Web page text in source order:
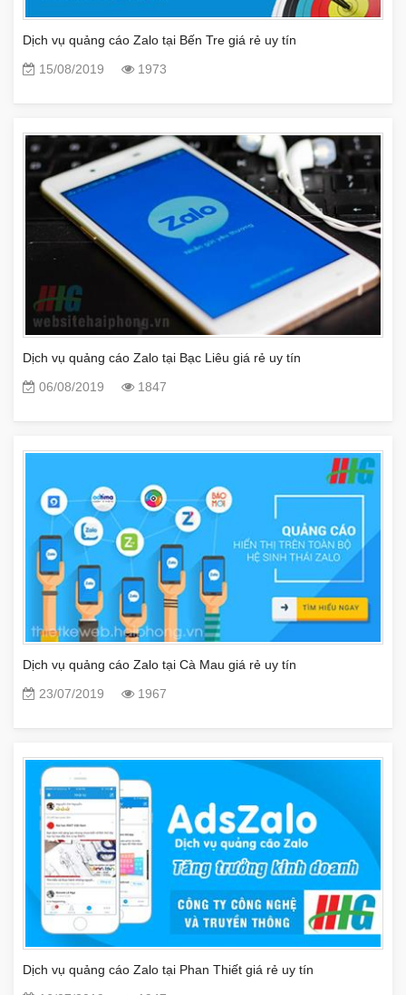
Dịch vụ quảng cáo Zalo tại Bến Tre giá rẻ uy tín
15/08/2019
1973
Dịch vụ quảng cáo Zalo tại Bạc Liêu giá rẻ uy tín
06/08/2019
1847
Dịch vụ quảng cáo Zalo tại Cà Mau giá rẻ uy tín
23/07/2019
1967
Dịch vụ quảng cáo Zalo tại Phan Thiết giá rẻ uy tín